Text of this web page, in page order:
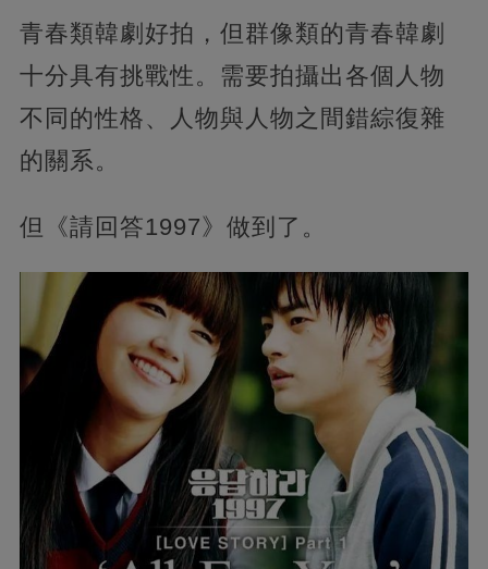
青春類韓劇好拍，但群像類的青春韓劇
十分具有挑戰性。需要拍攝出各個人物
不同的性格、人物與人物之間錯綜復雜
的關系。
但《請回答1997》做到了。